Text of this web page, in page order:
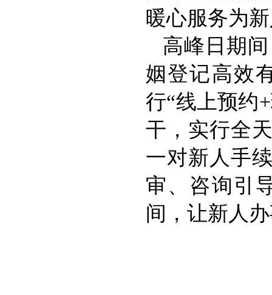
暖心服务为
高峰日期
姻登记高效
行“线上预约
干，实行全
一对新人手
审、咨询引
间，让新人